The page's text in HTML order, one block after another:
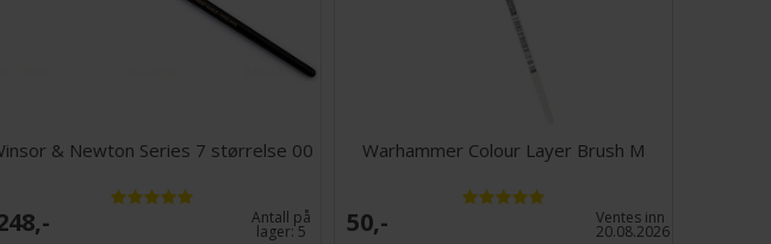
& Newton Series 7 størrelse 00
Antall på
lager:5
Warhammer Colour Layer Brush M
50,- Ventes inn
20.08.2026